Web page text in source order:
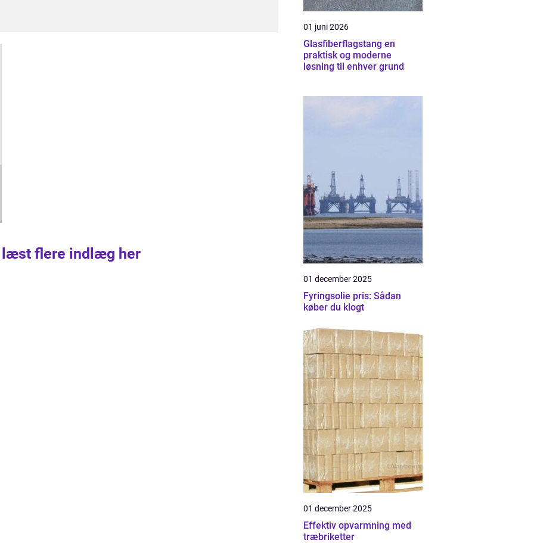
læst flere indlæg her
01 juni 2026
Glasfiberflagstang en
praktisk og moderne
løsning til enhver grund
01 december 2025
Fyringsolie pris: Sådan
køber du klogt
01 december 2025
Effektiv opvarmning med
træbriketter